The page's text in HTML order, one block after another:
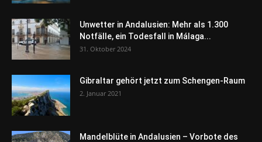
Unwetter in Andalusien: Mehr als 1.300
Notfälle, ein Todesfall in Málaga...
31. Oktober 2024
Gibraltar gehört jetzt zum Schengen-Raum
2. Januar 2021
Mandelblüte in Andalusien – Vorbote des